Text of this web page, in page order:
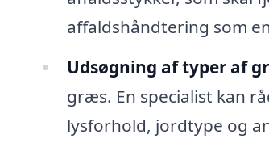
affaldshåndtering som
Udsøgning af typer af
græs. En specialist kan
lysforhold, jordtype og